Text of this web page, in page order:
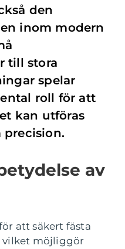
den
inom modern
till stora
spelar
roll för att
kan utföras
precision.
av
att säkert fästa
vilket möjliggör